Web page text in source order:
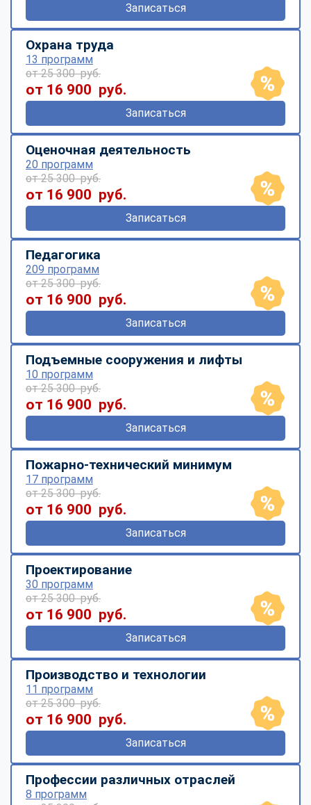
Записаться
Охрана труда
13 программ
от 25 300 руб.
от 16 900 руб.
Записаться
Оценочная деятельность
20 программ
от 25 300 руб.
от 16 900 руб.
Записаться
Педагогика
209 программ
от 25 300 руб.
от 16 900 руб.
Записаться
Подъемные сооружения и лифты
10 программ
от 25 300 руб.
от 16 900 руб.
Записаться
Пожарно-технический минимум
17 программ
от 25 300 руб.
от 16 900 руб.
Записаться
Проектирование
30 программ
от 25 300 руб.
от 16 900 руб.
Записаться
Производство и технологии
11 программ
от 25 300 руб.
от 16 900 руб.
Записаться
Профессии различных отраслей
8 программ